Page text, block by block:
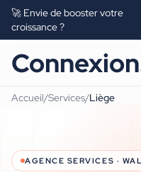
🚀 Envie de booster votre
croissance ?
Accueil/Services/Liège
AGENCE SERVICES ·